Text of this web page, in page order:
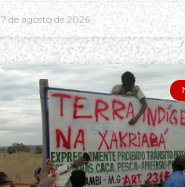
7 de agosto de 2026